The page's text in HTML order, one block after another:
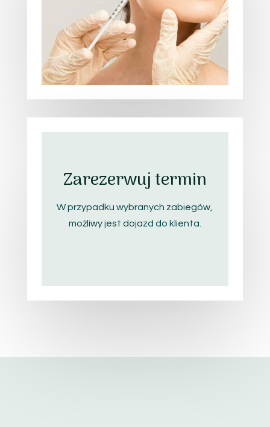
Zarezerwuj termin
W przypadku wybranych zabiegów,
możliwy jest dojazd do klienta.